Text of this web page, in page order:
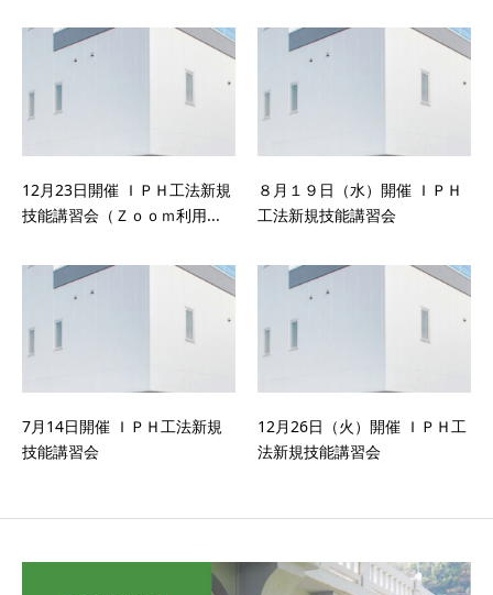
12月23日開催 ＩＰＨ工法新規
技能講習会（Ｚｏｏｍ利用...
８月１９日（水）開催 ＩＰＨ
工法新規技能講習会
7月14日開催 ＩＰＨ工法新規
技能講習会
12月26日（火）開催 ＩＰＨ工
法新規技能講習会